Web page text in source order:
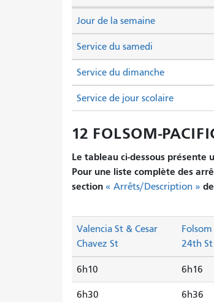
Service du samedi
Service du dimanche
Jour de la semaine
Service de jour scolaire
12 FOLSOM-
Le tableau ci-dessous
Pour une liste complète des
section « Arrêts/Description »
Valencia St & Cesar
Chavez St
24th St
6h10 6h16
6h30 6h36